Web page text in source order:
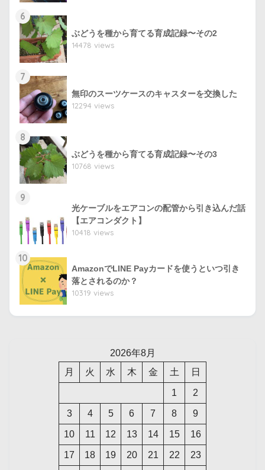
6
ぶどうを種から育てる育成記録〜その2
14478 views
7
無印のスーツケースのキャスターを交換した
12294 views
8
ぶどうを種から育てる育成記録〜その3
10768 views
9
光ケーブルをエアコンの配管から引き込んだ話
【エアコンダクト】
10418 views
10
AmazonでLINE Payカードを使うといつ引き
落とされるのか？
10319 views
2026年8月
月
火 水 木 金 土 日
1 2
3 4 5 6 7 8 9
10 11 12 13 14 15 16
17 18 19 20 21 22 23